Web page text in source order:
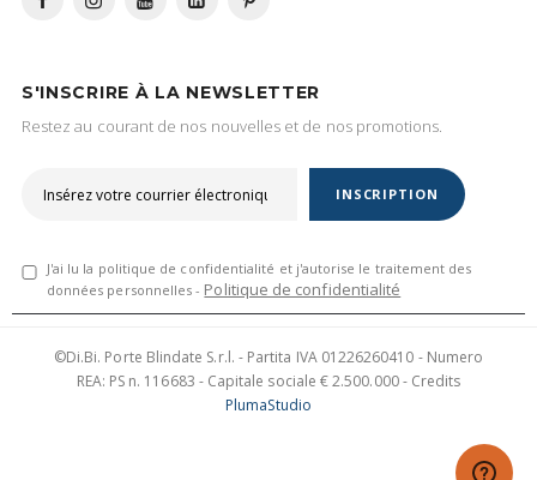
S'INSCRIRE À LA NEWSLETTER
Restez au courant de nos nouvelles et de nos promotions.
J'ai lu la politique de confidentialité et j'autorise le traitement des
données personnelles - Politique de confidentialité
INSCRIPTION
©Di.Bi. Porte Blindate S.r.l. - Partita IVA 01226260410 - Numero
REA: PS n. 116683 - Capitale sociale € 2.500.000 - Credits
PlumaStudio